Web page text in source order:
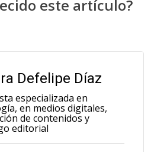
este artículo?
Defelipe Díaz
especializada en
en medios digitales,
de contenidos y
editorial